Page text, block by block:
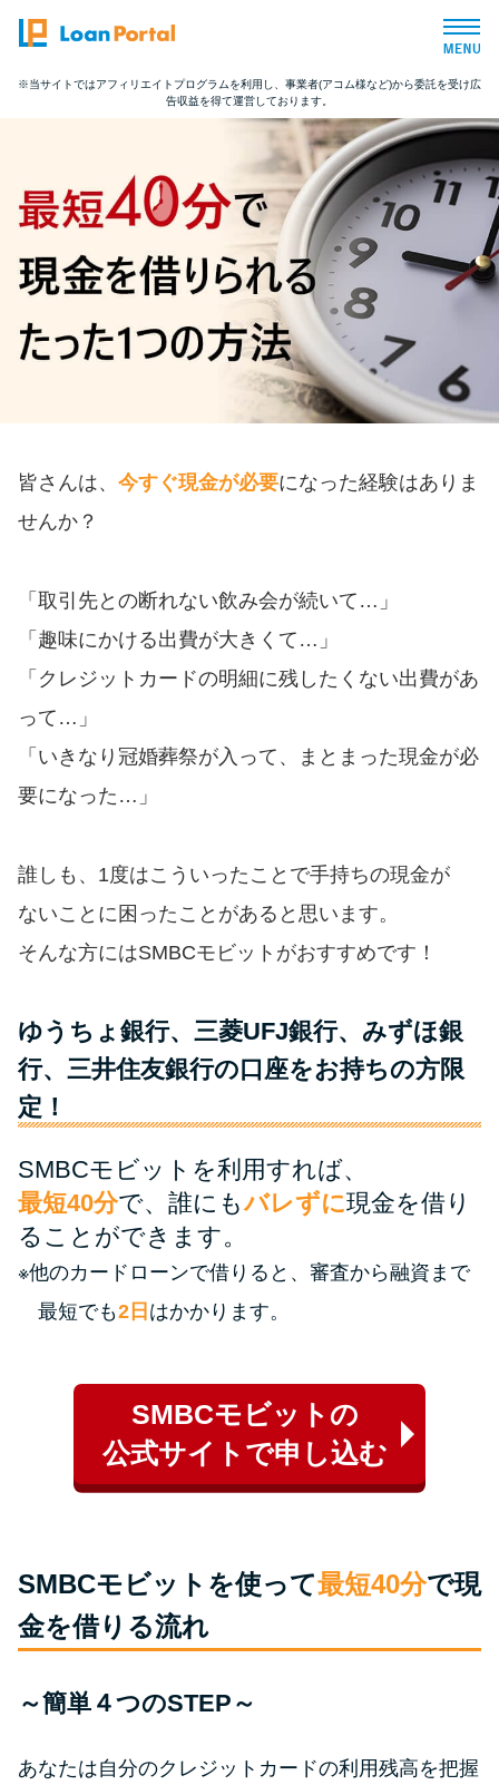
トップページ
おすすめコンテンツ
総合人気ランキング
とにかくすぐ借りたい方向け
バレずに借りたい方向け
カードローンQ&A
リボ払いをそのまま払いきると
カードローンの見直しで40万円
得した話
最速！最短40分で借りられるカ
特集ページ一覧
種類や特徴で探す
銀行カードローンを選ぶべき4つ
の理由
無利息期間を利用して利息0円で
お金を借りる3つのポイント
種類・特徴別一覧
その他コラム
家賃払えないが強制退去は避け
街金とは？絶対審査通る？借金
※当サイトではアフィリエイトプログラムを利用し、事業者(アコム様など)から委託を受け広
告収益を得て運営しております。
皆さんは、 今すぐ現金が必要になった経験はありま
せんか？
「取引先との断れない飲み会が続いて…」
「趣味にかける出費が大きくて…」
「クレジットカードの明細に残したくない出費があ
って…」
「いきなり冠婚葬祭が入って、まとまった現金が必
要になった…」
誰しも、1度はこういったことで手持ちの現金が
ないことに困ったことがあると思います。
そんな方にはSMBCモビットがおすすめです！
ゆうちょ銀行、三菱UFJ銀行、みずほ銀
行、三井住友銀行の口座をお持ちの方限
定！
SMBCモビットを利用すれば、
最短40分で、誰にもバレずに現金を借り
ることができます。
※他のカードローンで借りると、審査から融資まで
最短でも2日 はかかります。
SMBCモビットの
公式サイトで申し込む
SMBCモビットを使って最短40分で現
金を借りる流れ
～簡単４つのSTEP～
あなたは自分のクレジットカードの利用残高を把握